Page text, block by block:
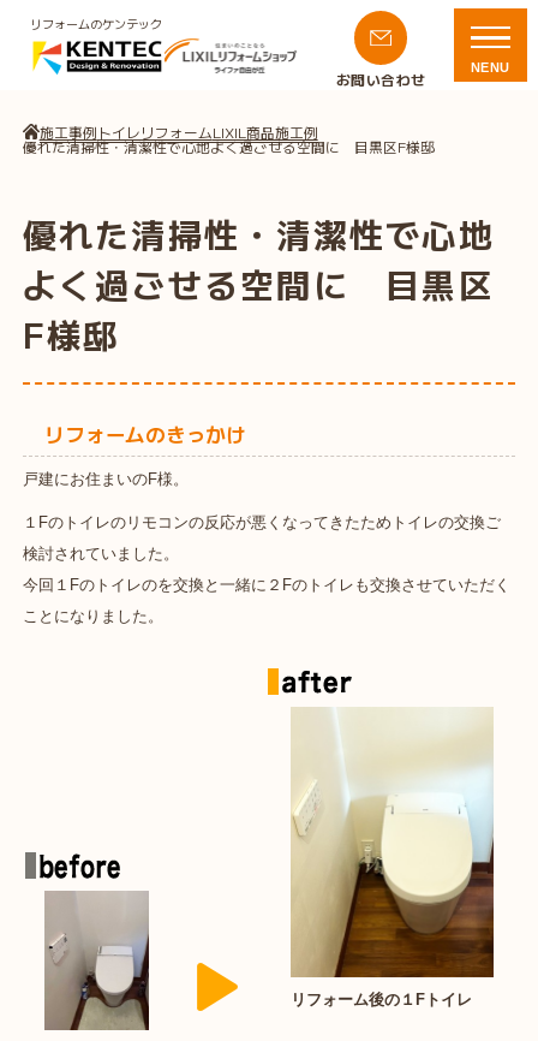
リフォームのケンテック
お問い合わせ
NENU
施工事例 トイレリフォームLIXIL商品施工例
優れた清掃性・清潔性で心地よく過ごせる空間に 目黒区F様邸
優れた清掃性・清潔性で心地
よく過ごせる空間に 目黒区
F様邸
リフォームのきっかけ
戸建にお住まいのF様。
１Fのトイレのリモコンの反応が悪くなってきたためトイレの交換ご
検討されていました。
今回１Fのトイレのを交換と一緒に２Fのトイレも交換させていただく
ことになりました。
リフォーム後の１Fトイレ